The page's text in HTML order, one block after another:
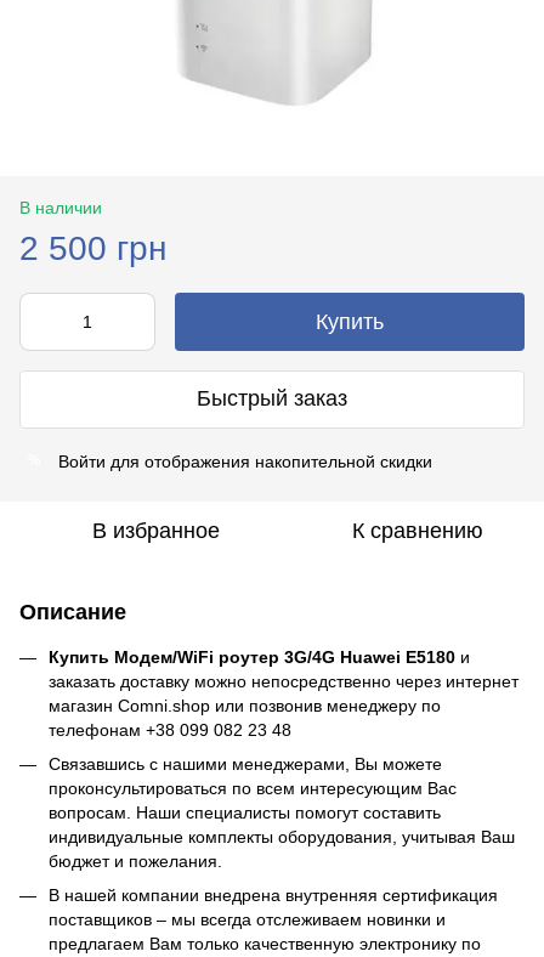
В наличии
2 500 грн
Купить
Быстрый заказ
Войти для отображения накопительной скидки
В избранное К сравнению
Описание
Купить Модем/WiFi роутер 3G/4G Huawei E5180 и
заказать доставку можно непосредственно через интернет
магазин Comni.shop или позвонив менеджеру по
телефонам +38 099 082 23 48
Связавшись с нашими менеджерами, Вы можете
проконсультироваться по всем интересующим Вас
вопросам. Наши специалисты помогут составить
индивидуальные комплекты оборудования, учитывая Ваш
бюджет и пожелания.
В нашей компании внедрена внутренняя сертификация
поставщиков – мы всегда отслеживаем новинки и
предлагаем Вам только качественную электронику по